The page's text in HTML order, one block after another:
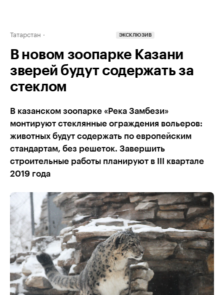
Татарстан ЭКСКЛЮЗИВ
В новом зоопарке Казани
зверей будут содержать за
стеклом
В казанском зоопарке «Река Замбези»
монтируют стеклянные ограждения вольеров:
животных будут содержать по европейским
стандартам, без решеток. Завершить
строительные работы планируют в III квартале
2019 года